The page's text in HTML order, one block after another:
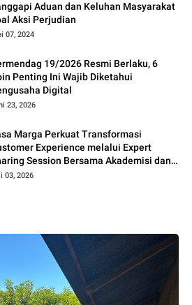
Aduan dan Keluhan Masyarakat
Aksi Perjudian
07, 2024
19/2026 Resmi Berlaku, 6
Penting Ini Wajib Diketahui
Digital
23, 2026
Marga Perkuat Transformasi
Experience melalui Expert
Session Bersama Akademisi dan
03, 2026